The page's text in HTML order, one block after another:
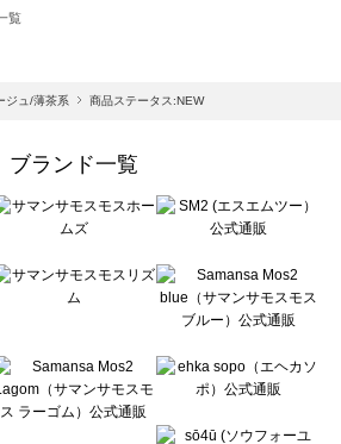
覧
ツハルバイサマンサモスモス）の雑貨一覧
モスモス ブルー）の雑貨一覧
一覧
シック）の雑貨一覧
の雑貨一覧
ー）の雑貨一覧
雑貨一覧
ジュ/薄茶系 商品ステータス:NEW
ブランド一覧